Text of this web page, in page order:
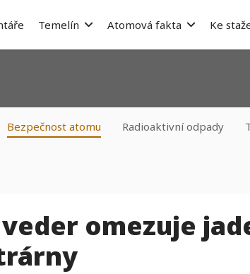
Temelín Atomová fakta Ke
Bezpečnost atomu Radioaktivní odpady
omezuje